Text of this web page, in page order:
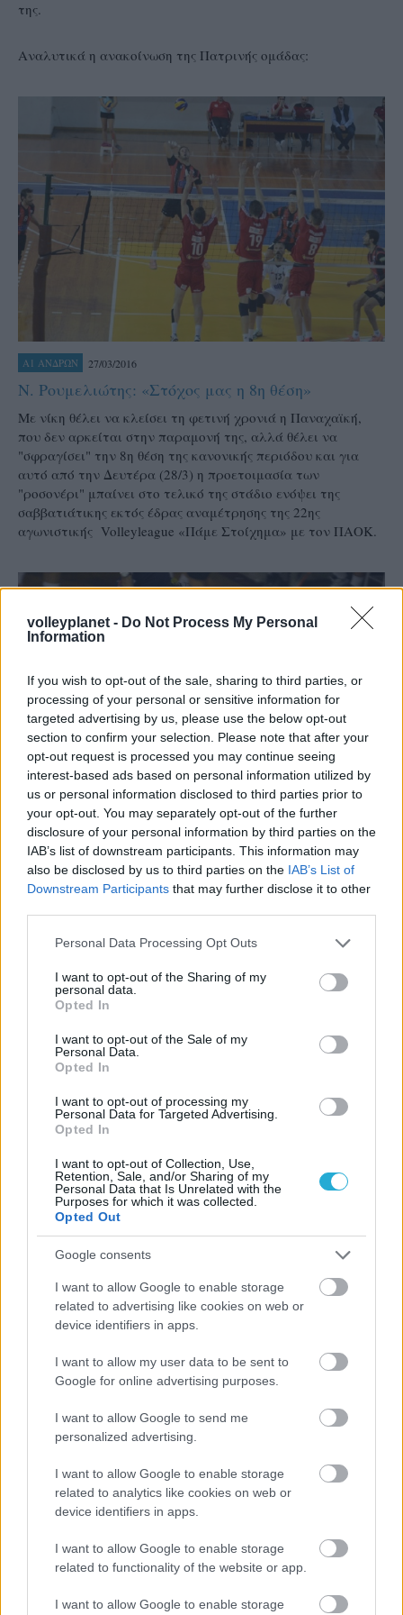
volleyplanet - Do Not Process My Personal
Information
If you wish to opt-out of the sale, sharing to third parties, or
processing of your personal or sensitive information for
targeted advertising by us, please use the below opt-out
section to confirm your selection. Please note that after your
opt-out request is processed you may continue seeing
interest-based ads based on personal information utilized by
us or personal information disclosed to third parties prior to
your opt-out. You may separately opt-out of the further
disclosure of your personal information by third parties on the
IAB’s list of downstream participants. This information may
also be disclosed by us to third parties on the IAB’s List of
Downstream Participants that may further disclose it to other
Please note that this website/app uses one or more Google
not limited to your visit or usage behaviour. You may click to
grant or deny consent to Google and its third-party tags to
use your data for below specified purposes in below Google
consent section.
Personal Data Processing Opt Outs
I want to opt-out of the Sharing of my
personal data.
Opted In
I want to opt-out of the Sale of my
Personal Data.
Opted In
I want to opt-out of processing my
Personal Data for Targeted Advertising.
Opted In
I want to opt-out of Collection, Use,
Retention, Sale, and/or Sharing of my
Personal Data that Is Unrelated with the
Purposes for which it was collected.
Opted Out
Google consents
I want to allow Google to enable storage
related to advertising like cookies on web or
device identifiers in apps.
I want to allow my user data to be sent to
Google for online advertising purposes.
I want to allow Google to send me
personalized advertising.
I want to allow Google to enable storage
related to analytics like cookies on web or
device identifiers in apps.
I want to allow Google to enable storage
related to functionality of the website or app.
I want to allow Google to enable storage
της.
Αναλυτικά η ανακοίνωση της Πατρινής ομάδας:
Α1 ΑΝΔΡΩΝ 27/03/2016
Ν. Ρουμελιώτης: «Στόχος μας η 8η θέση»
Με νίκη θέλει να κλείσει τη φετινή χρονιά η Παναχαϊκή,
που δεν αρκείται στην παραμονή της, αλλά θέλει να
"σφραγίσει" την 8η θέση της κανονικής περιόδου και για
αυτό από την Δευτέρα (28/3) η προετοιμασία των
"ροσονέρι" μπαίνει στο τελικό της στάδιο ενόψει της
σαββατιάτικης εκτός έδρας αναμέτρησης της 22ης
αγωνιστικής Volleyleague «Πάμε Στοίχημα» με τον ΠΑΟΚ.
Α1 ΑΝΔΡΩΝ 05/02/2016
MVP ο εμβληματικός Νίκος Ρουμελιώτης
O εμβληματικός αρχηγός και διαγώνιος της Παναχαϊκής,
Νίκος Ρουμελιώτης αναδείχτηκε MVP Βίκος Cola της 15ης
Στοίχημα».
Α1 ΑΝΔΡΩΝ 19/01/2016
Ρουμελιώτης: «Τελικός με Ορεστιάδα»
Τον πρώτο από μια σειρά «τελικών» χαρακτήρισε το
Σαββατιάτικο παιχνίδι με την Ορεστιάδα, ο Νίκος